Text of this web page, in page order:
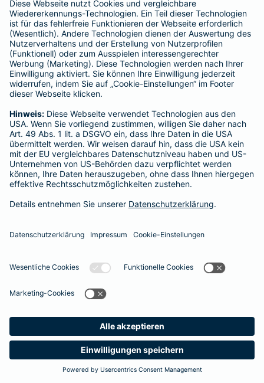
Suche Produkte
Barmenia
Schnelle Notfallversorgung bei Ernstfällen
gewährleisten
Der Dackel Balu macht für Leckerlies alles. Beim Gassigehen
frisst er leider eine mit Rasierklingen gespickte Wurst. Die
Notfalls nimmt der Tierarzt den 4-fachen GOT-Satz und Balus
Besitzer muss eine vierstellige Rechnung begleichen. Der
Basis-Schutz der Barmenia erstattet dieNotfallversorgung
im tierärztlichen Notdienstkomplett - ohne eine Begrenzung
der Jahreshöchstleistung für Operationen.